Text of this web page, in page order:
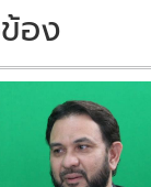
อง